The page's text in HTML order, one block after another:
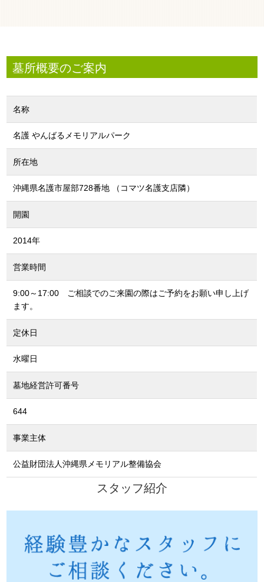
墓所概要のご案内
名称
名護 やんばるメモリアルパーク
所在地
沖縄県名護市屋部728番地 （コマツ名護支店隣）
開園
2014年
営業時間
9:00～17:00 ご相談でのご来園の際はご予約をお願い申し上げ
ます。
定休日
水曜日
墓地経営許可番号
644
事業主体
公益財団法人沖縄県メモリアル整備協会
スタッフ紹介